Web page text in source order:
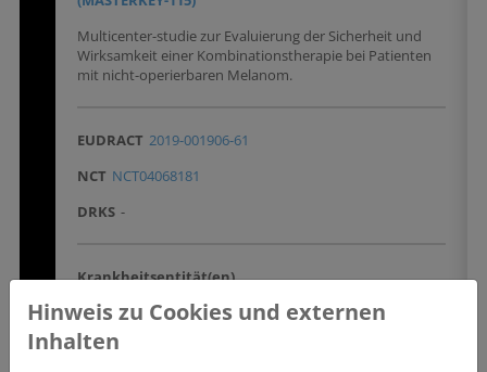
Multicenter-studie zur Evaluierung der Sicherheit und
Wirksamkeit einer Kombinationstherapie bei Patienten
mit nicht-operierbaren Melanom.
EUDRACT 2019-001906-61
NCT NCT04068181
DRKS -
Krankheitsentität(en)
Studientyp
Interventionsstudie
Hinweis zu Cookies und externen
Inhalten